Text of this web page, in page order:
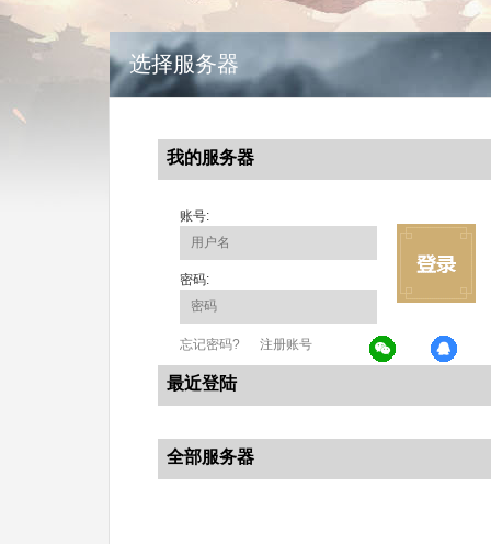
选择服务器
我的服务器
账号:
密码:
忘记密码? 注册账号
最近登陆
全部服务器